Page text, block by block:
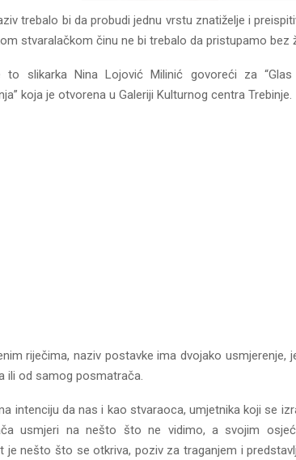
trebalo bi da probudi jednu vrstu znatiželje i
stvaralačkom činu ne bi trebalo da pristupamo bez
to slikarka Nina Lojović Milinić govoreći za “Glas
koja je otvorena u Galeriji Kulturnog centra Trebinje.
riječima, naziv postavke ima dvojako usmjerenje,
ili od samog posmatrača.
intenciju da nas i kao stvaraoca, umjetnika koji se
usmjeri na nešto što ne vidimo, a svojim
je nešto što se otkriva, poziv za traganjem i